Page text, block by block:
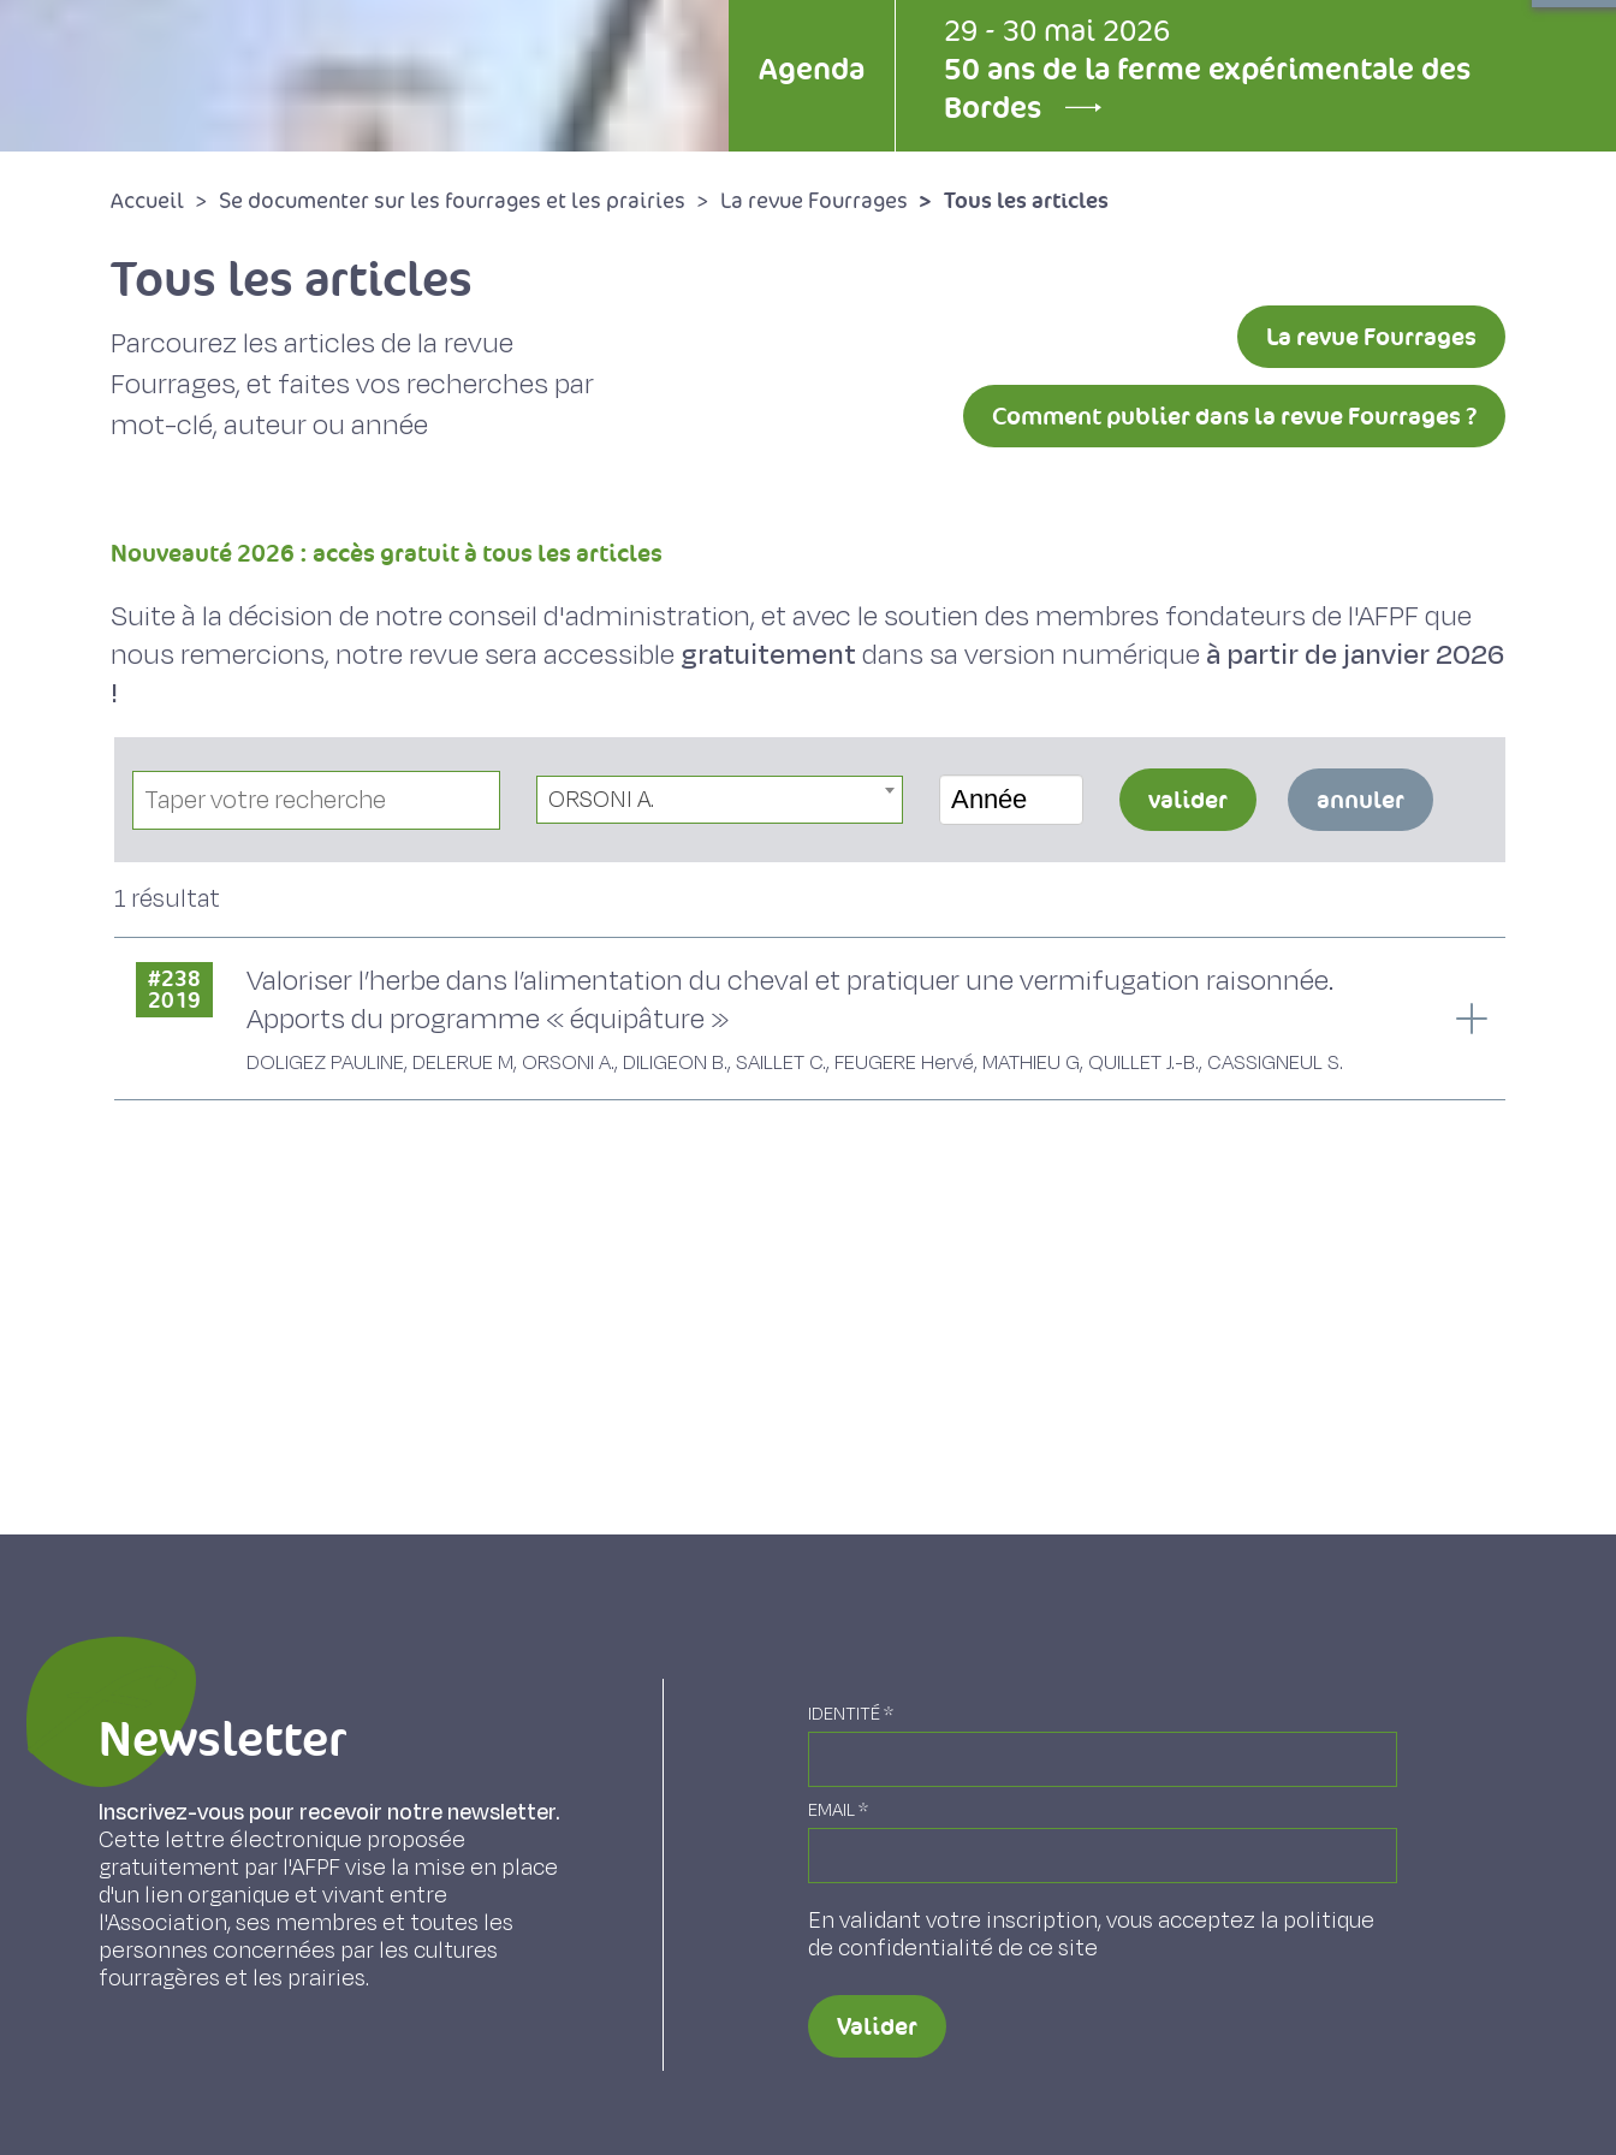
Agenda
29 - 30 mai 2026
50 ans de la ferme expérimentale des
Bordes
Accueil Se documenter sur les fourrages et les prairies La revue Fourrages Tous les articles
Tous les articles
Parcourez les articles de la revue
Fourrages, et faites vos recherches par
mot-clé, auteur ou année
La revue Fourrages
Comment publier dans la revue Fourrages ?
Nouveauté 2026 : accès gratuit à tous les articles
Suite à la décision de notre conseil d'administration, et avec le soutien des membres fondateurs de l'AFPF que
nous remercions, notre revue sera accessible gratuitementdans sa version numérique à partir de janvier 2026
!
ORSONI A. Année valider annuler
1 résultat
#238
2019
Valoriser l’herbe dans l’alimentation du cheval et pratiquer une vermifugation raisonnée.
Apports du programme « équipâture »
DOLIGEZ PAULINE, DELERUE M, ORSONI A., DILIGEON B., SAILLET C., FEUGERE Hervé, MATHIEU G, QUILLET J.-B., CASSIGNEUL S.
Newsletter
Inscrivez-vous pour recevoir notre newsletter.
Cette lettre électronique proposée
gratuitement par l'AFPF vise la mise en place
d'un lien organique et vivant entre
l'Association, ses membres et toutes les
personnes concernées par les cultures
fourragères et les prairies.
IDENTITÉ*
EMAIL*
En validant votre inscription, vous acceptez la politique
de confidentialité de ce site
Valider